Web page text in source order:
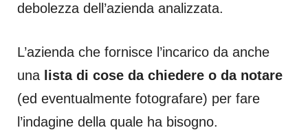
debolezza dell’azienda analizzata.
L’azienda che fornisce l’incarico da anche
una lista di cose da chiedere o da notare
(ed eventualmente fotografare) per fare
l’indagine della quale ha bisogno.